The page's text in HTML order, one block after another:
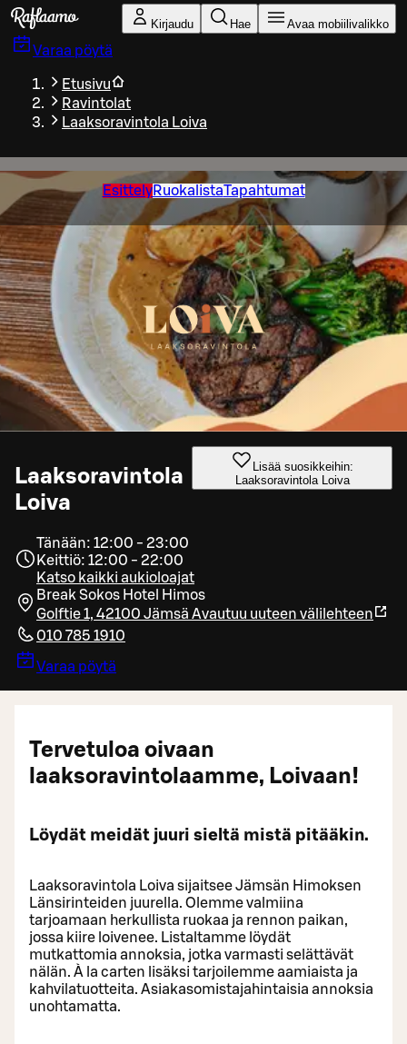
Siirry pääsisältöön
Kirjaudu Hae Avaa mobiilivalikko
Varaa pöytä
Etusivu
Ravintolat
Laaksoravintola Loiva
EsittelyRuokalistaTapahtumat
Laaksoravintola
Loiva
Lisää suosikkeihin:
Laaksoravintola Loiva
Tänään: 12:00 - 23:00
Keittiö: 12:00 - 22:00
Katso kaikki aukioloajat
Break Sokos Hotel Himos
Golftie 1, 42100 Jämsä Avautuu uuteen välilehteen
010 785 1910
Varaa pöytä
Tervetuloa oivaan
laaksoravintolaamme, Loivaan!
Löydät meidät juuri sieltä mistä pitääkin.
Laaksoravintola Loiva sijaitsee Jämsän Himoksen
Länsirinteiden juurella. Olemme valmiina
tarjoamaan herkullista ruokaa ja rennon paikan,
jossa kiire loivenee. Listaltamme löydät
mutkattomia annoksia, jotka varmasti selättävät
nälän. À la carten lisäksi tarjoilemme aamiaista ja
kahvilatuotteita. Asiakasomistajahintaisia annoksia
unohtamatta.